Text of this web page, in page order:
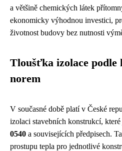
a většině chemických látek
ekonomicky výhodnou investici,
životnost budovy bez nutnosti
Tloušťka izolace podle
norem
V současné době platí v České
izolaci stavebních konstrukcí,
0540 a souvisejících předpisech.
prostupu tepla pro jednotlivé